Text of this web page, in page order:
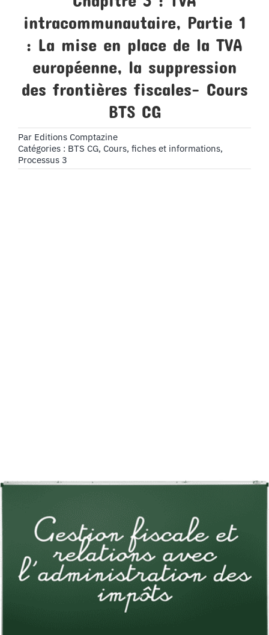
intracommunautaire, Partie 1
: La mise en place de la TVA
européenne, la suppression
des frontières fiscales- Cours
BTS CG
Par Editions Comptazine
Catégories : BTS CG, Cours, fiches et informations,
Processus 3